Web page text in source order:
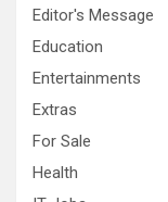
Editor's Message
Education
Entertainments
Extras
For Sale
Health